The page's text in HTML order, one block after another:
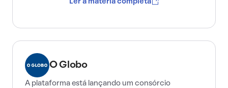
Ler a matéria completa
O Globo
A plataforma está lançando um consórcio